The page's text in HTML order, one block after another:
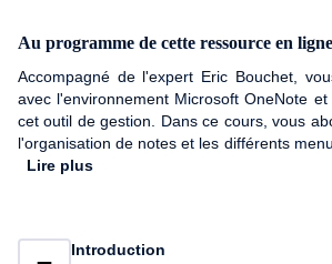
Au programme de cette ressource en ligne
Accompagné de l'expert Eric Bouchet,
avec l'environnement Microsoft OneNote
cet outil de gestion. Dans ce cours, vous
l'organisation de notes et les différents
saurez également définir et utiliser les
pertinents pour votre utilisation
Lire plus
Introduction